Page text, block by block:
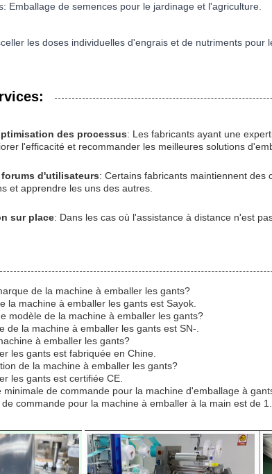
Emballage de semences pour le jardinage et l'agriculture.
les doses individuelles d'engrais et de nutriments pour
des processus: Les fabricants ayant une
l'efficacité et recommander les meilleures solutions
d'utilisateurs: Certains fabricants maintiennent des
et apprendre les uns des autres.
sur place: Dans les cas où l'assistance à distance n'est
de la machine à emballer les gants?
la machine à emballer les gants est Sayok.
modèle de la machine à emballer les gants?
de la machine à emballer les gants est SN-.
à emballer les gants?
les gants est fabriquée en Chine.
de la machine à emballer les gants?
les gants est certifiée CE.
minimale de commande pour la machine d'emballage à
commande pour la machine à emballer à la main est de 1.